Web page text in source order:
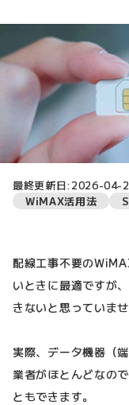
最終更新日:2026-04-
WiMAX活用法
配線工事不要の
いときに最適ですが
きないと思っていま
実際、データ機器（
業者がほとんどなの
ともできます。